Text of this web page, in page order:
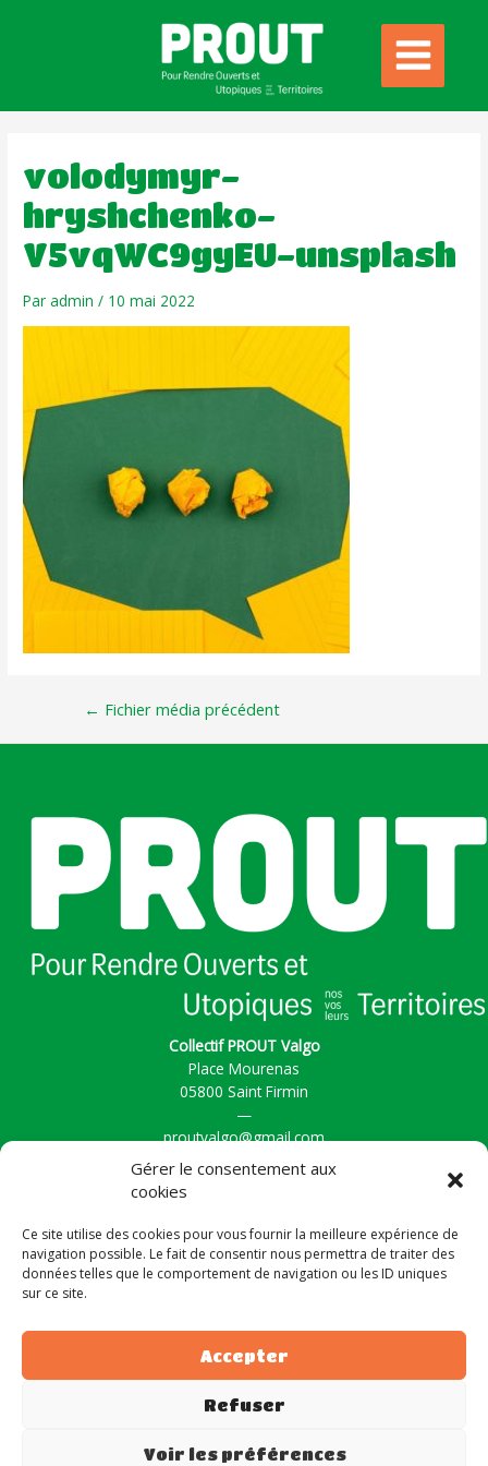
Gérer le consentement aux
cookies
Ce site utilise des cookies pour vous fournir la meilleure expérience de
navigation possible. Le fait de consentir nous permettra de traiter des
données telles que le comportement de navigation ou les ID uniques
sur ce site.
Accepter
Refuser
Voir les préférences
volodymyr-
hryshchenko-
V5vqWC9gyEU-unsplash
Paradmin/ 10 mai 2022
← Fichier média précédent
Collectif PROUT Valgo
Place Mourenas
05800 Saint Firmin
—
proutvalgo@gmail.com
Actualités
La Vallée
Contact
Politique de cookies (UE)